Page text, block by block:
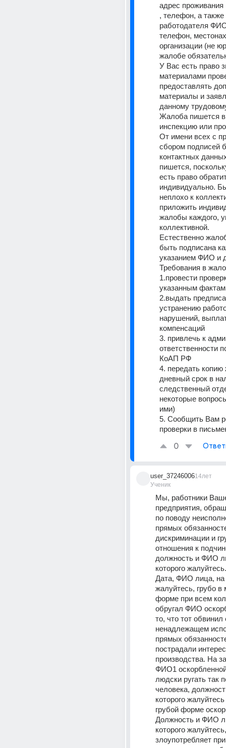
адрес проживания
, телефон, а
работодателя
телефон,
организации (не
жалобе
У Вас есть право
материалами
предоставлять
материалы и
данному
Жалоба пишется
инспекцию или
От имени всех с
сбором подписей
контактных
пишется,
есть право
индивидуально.
неплохо к
приложить
жалобы каждого,
коллективной.
Естественно
быть подписана
указанием ФИО и
Требования в
1.провести
указанным
2.выдать
устранению
нарушений,
компенсаций
3. привлечь к
ответственности
КоАП РФ
4. передать
дневный срок в
следственный
некоторые
ими)
5. Сообщить Вам
проверки в
0
user_37246006
Ученик
14лет
Мы, работники
предприятия,
по поводу
прямых
дискриминации и
отношения к
должность и ФИО
которого
Дата, ФИО лица, на
жалуйтесь, грубо в
форме при всем
обругал ФИО
то, что тот обвинил
ненадлежащем
прямых
пострадали
производства. На
ФИО1
людски ругать так
человека,
которого
грубой форме
Должность и ФИО
которого жалуйтесь,
злоупотребляет при